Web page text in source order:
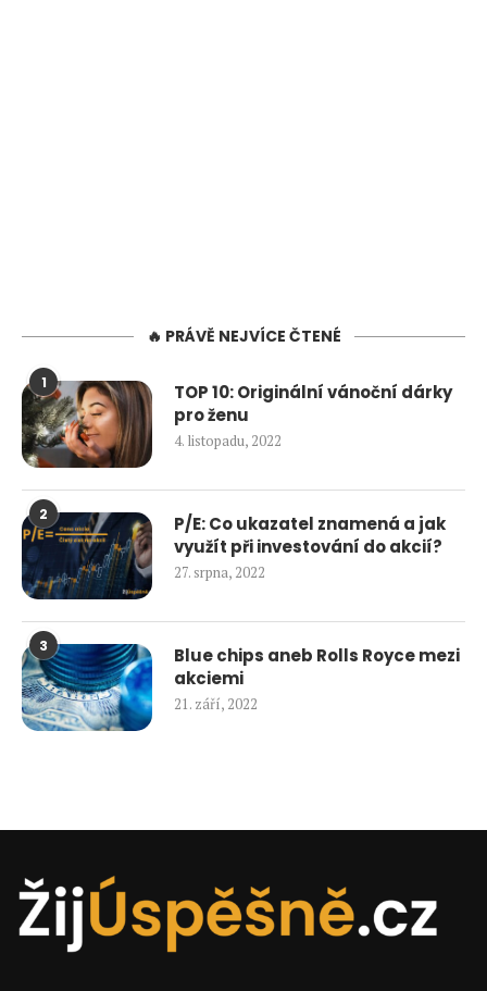
🔥 PRÁVĚ NEJVÍCE ČTENÉ
1
TOP 10: Originální vánoční dárky
pro ženu
4. listopadu, 2022
2
P/E: Co ukazatel znamená a jak
využít při investování do akcií?
27. srpna, 2022
3
Blue chips aneb Rolls Royce mezi
akciemi
21. září, 2022